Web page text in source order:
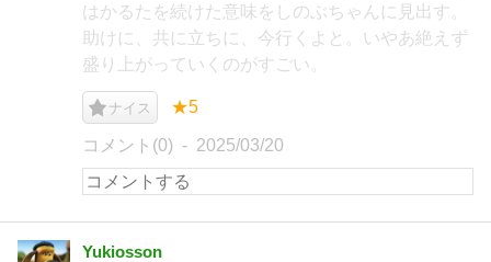
はかるたを続けた意味をしのぶちゃんに見出す。
助けに、共に立ちに、今行くよと。いやあ絶えず
盛り上がっていくのがすごい。
ナイス ★5
コメント(0) 2025/03/20
Yukiosson